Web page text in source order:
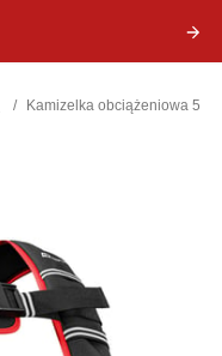
/ Kamizelka obciążeniowa 5 kg